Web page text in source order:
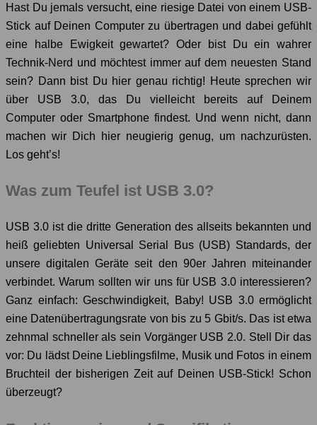
Hast Du jemals versucht, eine riesige Datei von einem USB-
Stick auf Deinen Computer zu übertragen und dabei gefühlt
eine halbe Ewigkeit gewartet? Oder bist Du ein wahrer
Technik-Nerd und möchtest immer auf dem neuesten Stand
sein? Dann bist Du hier genau richtig! Heute sprechen wir
über USB 3.0, das Du vielleicht bereits auf Deinem
Computer oder Smartphone findest. Und wenn nicht, dann
machen wir Dich hier neugierig genug, um nachzurüsten.
Los geht’s!
Was zum Teufel ist USB 3.0?
USB 3.0 ist die dritte Generation des allseits bekannten und
heiß geliebten Universal Serial Bus (USB) Standards, der
unsere digitalen Geräte seit den 90er Jahren miteinander
verbindet. Warum sollten wir uns für USB 3.0 interessieren?
Ganz einfach: Geschwindigkeit, Baby! USB 3.0 ermöglicht
eine Datenübertragungsrate von bis zu 5 Gbit/s. Das ist etwa
zehnmal schneller als sein Vorgänger USB 2.0. Stell Dir das
vor: Du lädst Deine Lieblingsfilme, Musik und Fotos in einem
Bruchteil der bisherigen Zeit auf Deinen USB-Stick! Schon
überzeugt?